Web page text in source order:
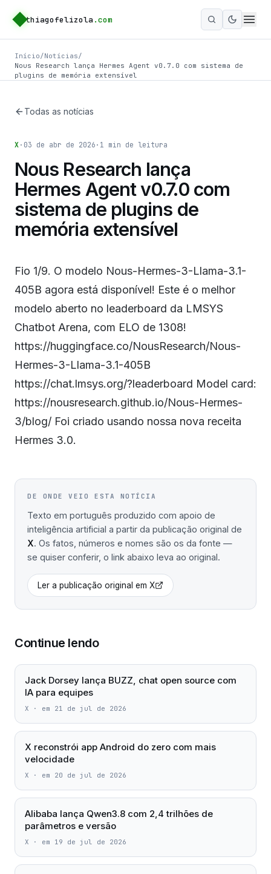
thiagofelizola .com
Ativar
Início/Notícias/
Nous Research lança Hermes Agent v0.7.0 com sistema de
plugins de memória extensível
Todas as notícias
X · 03 de abr de 2026 · 1 min de leitura
Nous Research lança
Hermes Agent v0.7.0 com
sistema de plugins de
memória extensível
Fio 1/9. O modelo Nous-Hermes-3-Llama-3.1-
405B agora está disponível! Este é o melhor
modelo aberto no leaderboard da LMSYS
Chatbot Arena, com ELO de 1308!
https://huggingface.co/NousResearch/Nous-
Hermes-3-Llama-3.1-405B
https://chat.lmsys.org/?leaderboard Model card:
https://nousresearch.github.io/Nous-Hermes-
3/blog/ Foi criado usando nossa nova receita
Hermes 3.0.
DE ONDE VEIO ESTA NOTÍCIA
Texto em português produzido com apoio de
inteligência artificial a partir da publicação original de
X. Os fatos, números e nomes são os da fonte —
se quiser conferir, o link abaixo leva ao original.
Ler a publicação original em X
Continue lendo
Jack Dorsey lança BUZZ, chat open source com
IA para equipes
X · em 21 de jul de 2026
X reconstrói app Android do zero com mais
velocidade
X · em 20 de jul de 2026
Alibaba lança Qwen3.8 com 2,4 trilhões de
parâmetros e versão
X · em 19 de jul de 2026